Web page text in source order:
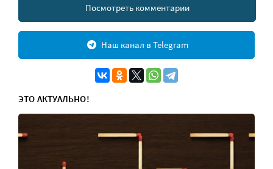
Посмотреть комментарии
Наш канал в Telegram
ЭТО АКТУАЛЬНО!